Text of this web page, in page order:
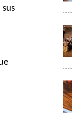
sus